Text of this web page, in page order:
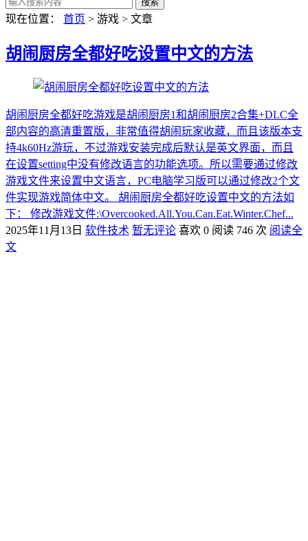
现在位置： 首页 > 游戏 > 文章
胡闹厨房全都好吃设置中文的方法
胡闹厨房全都好吃游戏是胡闹厨房1和胡闹厨房2合集+DLC全
部内容的高清重置版，非常值得胡闹玩家收藏，而且该版本支
持4k60Hz游玩，不过游戏安装完成后默认是英文界面，而且
在设置setting中没有修改语言的功能选项。所以需要通过修改
游戏文件来设置中文语言，PC电脑学习版可以通过修改2个文
件实现游戏简体中文。 胡闹厨房全都好吃设置中文的方法如
下： 修改游戏文件:\Overcooked.All.You.Can.Eat.Winter.Chef...
2025年11月13日 软件技术 暂无评论 喜欢 0 阅读 746 次 阅读全
文